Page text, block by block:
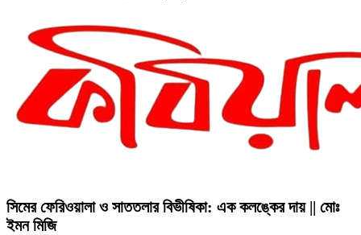
সিমের ফেরিওয়ালা ও সাততলার বিভীষিকা: এক কলঙ্কের দায় || মোঃ
ইমন মিজি